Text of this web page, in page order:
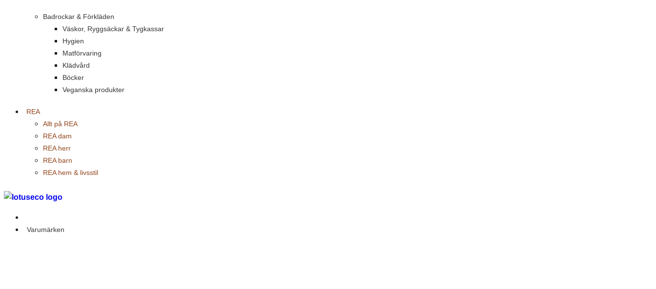
Badrockar & Förkläden
Väskor, Ryggsäckar & Tygkassar
Hygien
Matförvaring
Klädvård
Böcker
Veganska produkter
REA
Allt på REA
REA dam
REA herr
REA barn
REA hem & livsstil
Varumärken